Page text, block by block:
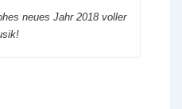
neues Jahr 2018 voller